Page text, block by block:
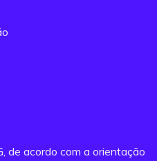
de acordo com a orientação